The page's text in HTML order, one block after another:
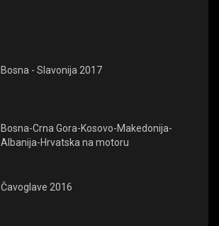
Bosna - Slavonija 2017
Bosna-Crna Gora-Kosovo-Makedonija-
Albanija-Hrvatska na motoru
Čavoglave 2016